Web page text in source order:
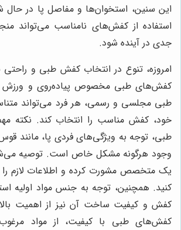
این سنین، استخوان‌ها و مفاصل پا در
استفاده از کفش‌های نامناسب می‌تواند
جدی در آینده شود.
امروزه، تنوع در انتخاب کفش طبی و راحتی
کفش‌های طبی مخصوص پیاده‌روی و ورزش
طبی مجلسی و رسمی، هر فرد می‌تواند
خود، کفش مناسب را انتخاب کند. نکته
طبی، توجه به ویژگی‌های فردی پا، مانند
وجود هرگونه مشکل خاص است. توصیه
یک متخصص مشورت کرده و اطلاعات لازم
کنید. همچنین، توجه به جنس مواد اولیه
کفش و کیفیت ساخت آن نیز از اهمیت
کفش‌های طبی با کیفیت، از مواد